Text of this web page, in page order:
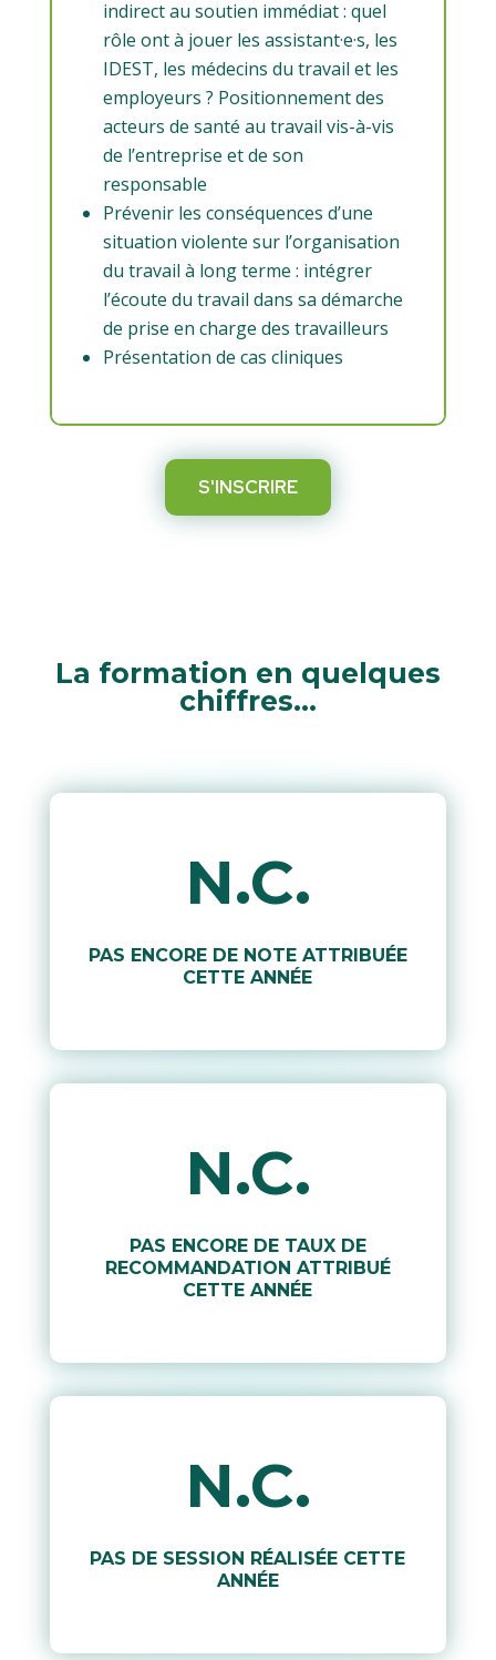
indirect au soutien immédiat : quel
rôle ont à jouer les assistant·e·s, les
IDEST, les médecins du travail et les
employeurs ? Positionnement des
acteurs de santé au travail vis-à-vis
de l’entreprise et de son
responsable
Prévenir les conséquences d’une
situation violente sur l’organisation
du travail à long terme : intégrer
l’écoute du travail dans sa démarche
de prise en charge des travailleurs
Présentation de cas cliniques
S'INSCRIRE
La formation en quelques
chiffres…
N.C.
PAS ENCORE DE NOTE ATTRIBUÉE
CETTE ANNÉE
N.C.
PAS ENCORE DE TAUX DE
RECOMMANDATION ATTRIBUÉ
CETTE ANNÉE
N.C.
PAS DE SESSION RÉALISÉE CETTE
ANNÉE